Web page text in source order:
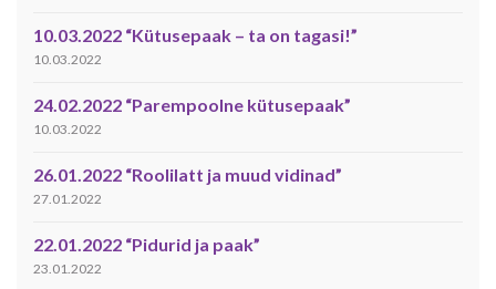
10.03.2022 “Kütusepaak – ta on tagasi!”
10.03.2022
24.02.2022 “Parempoolne kütusepaak”
10.03.2022
26.01.2022 “Roolilatt ja muud vidinad”
27.01.2022
22.01.2022 “Pidurid ja paak”
23.01.2022